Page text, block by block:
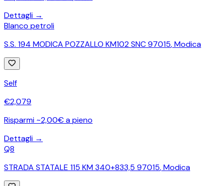
Dettagli →
Blanco petroli
S.S. 194 MODICA POZZALLO KM102 SNC 97015,Modica
Self
€2,079
Risparmi ~2,00€ a pieno
Dettagli →
Q8
STRADA STATALE 115 KM 340+833,5 97015,Modica